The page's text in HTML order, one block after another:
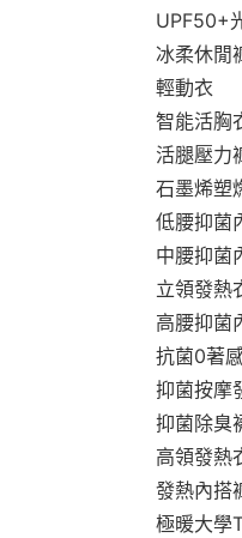
UPF50+
冰柔休閒
輕動衣
智能活胸
活腿壓力
石墨烯塑
低腰抑菌
中腰抑菌
立領發熱
高腰抑菌
抗菌0著
抑菌按摩
抑菌除臭
高領發熱
發熱內搭
極暖大學